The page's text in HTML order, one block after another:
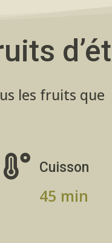
les fruits que
 Cuisson
45 min